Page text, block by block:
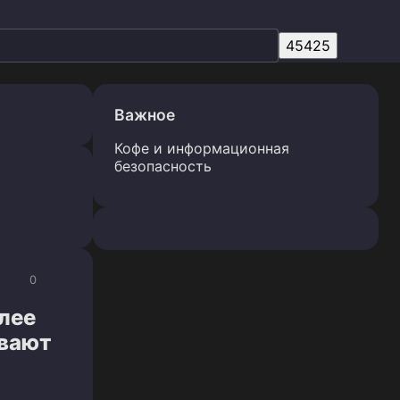
0
Важное
Кофе и информационная
безопасность